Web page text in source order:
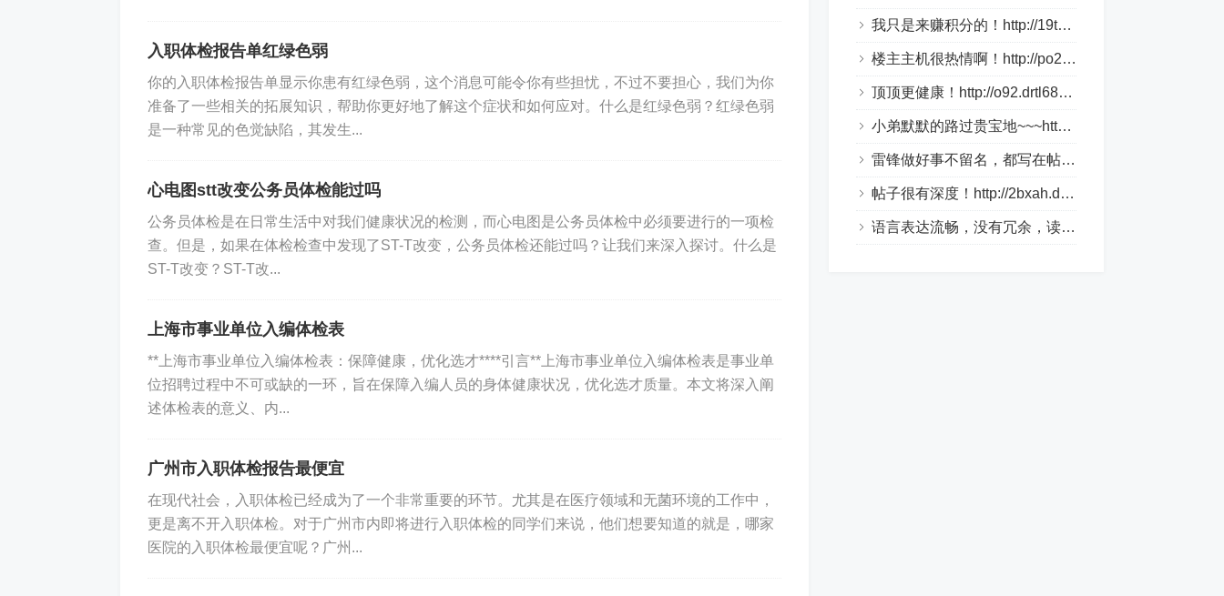
入职体检报告单红绿色弱
你的入职体检报告单显示你患有红绿色弱，这个消息可能令你有些担忧，不过不要担心，我们为你
准备了一些相关的拓展知识，帮助你更好地了解这个症状和如何应对。什么是红绿色弱？红绿色弱
是一种常见的色觉缺陷，其发生...
心电图stt改变公务员体检能过吗
公务员体检是在日常生活中对我们健康状况的检测，而心电图是公务员体检中必须要进行的一项检
查。但是，如果在体检检查中发现了ST-T改变，公务员体检还能过吗？让我们来深入探讨。什么是
ST-T改变？ST-T改...
上海市事业单位入编体检表
**上海市事业单位入编体检表：保障健康，优化选才****引言**上海市事业单位入编体检表是事业单
位招聘过程中不可或缺的一环，旨在保障入编人员的身体健康状况，优化选才质量。本文将深入阐
述体检表的意义、内...
广州市入职体检报告最便宜
在现代社会，入职体检已经成为了一个非常重要的环节。尤其是在医疗领域和无菌环境的工作中，
更是离不开入职体检。对于广州市内即将进行入职体检的同学们来说，他们想要知道的就是，哪家
医院的入职体检最便宜呢？广州...
我只是来赚积分的！http://19tk.hlnrg.com/
楼主主机很热情啊！http://po2.bbmpg.com/
顶顶更健康！http://o92.drtl688.com/
小弟默默的路过贵宝地~~~http://bztn9s.dlqyt.com/
雷锋做好事不留名，都写在帖子里！http://4tge4.drtl688.com/
帖子很有深度！http://2bxah.dlqyt.com/
语言表达流畅，没有冗余，读起来很舒服。http://xo310.drtl688.com/